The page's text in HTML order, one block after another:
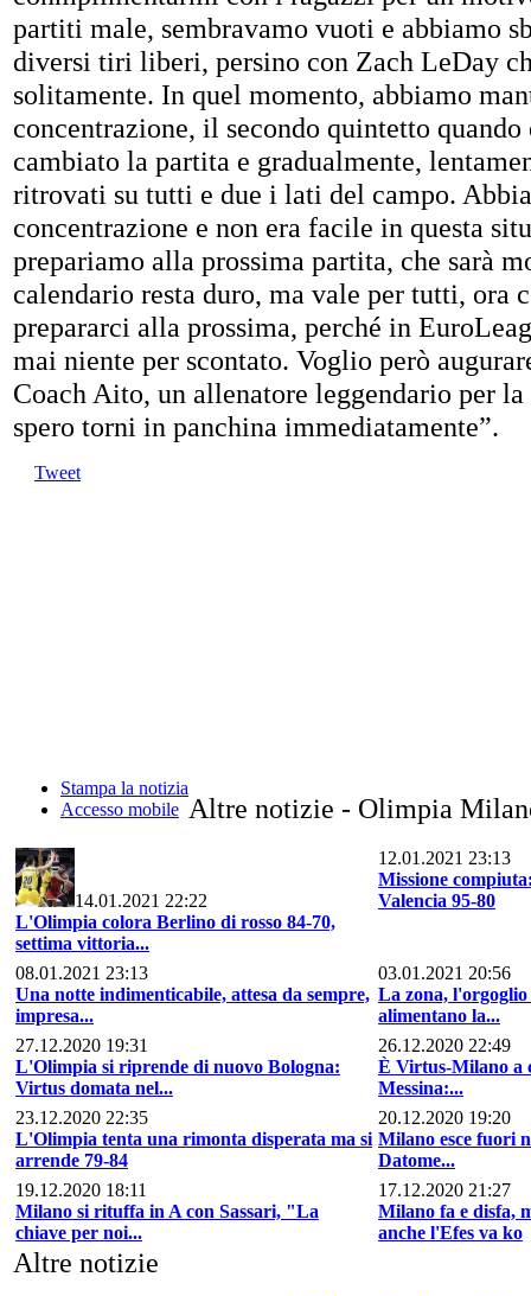
partiti male, sembravamo vuoti e abbiamo
diversi tiri liberi, persino con Zach LeDay
solitamente. In quel momento, abbiamo
concentrazione, il secondo quintetto quando
cambiato la partita e gradualmente,
ritrovati su tutti e due i lati del campo.
concentrazione e non era facile in questa
prepariamo alla prossima partita, che sarà
calendario resta duro, ma vale per tutti, ora
prepararci alla prossima, perché in
mai niente per scontato. Voglio però
Coach Aito, un allenatore leggendario per
spero torni in panchina immediatamente”.
Tweet
Stampa la notizia
Accesso mobile Altre notizie - Olimpia
14.01.2021 22:22
L'Olimpia colora Berlino di rosso 84-70,
settima vittoria...
12.01.2021 23:13
Missione
Valencia 95-80
08.01.2021 23:13
Una notte indimenticabile, attesa da sempre,
impresa...
03.01.2021 20:56
La zona,
alimentano la...
27.12.2020 19:31
L'Olimpia si riprende di nuovo Bologna:
Virtus domata nel...
26.12.2020 22:49
È Virtus-Milano a
Messina:...
23.12.2020 22:35
L'Olimpia tenta una rimonta disperata ma si
arrende 79-84
20.12.2020 19:20
Milano esce fuori
Datome...
19.12.2020 18:11
Milano si rituffa in A con Sassari, "La
chiave per noi...
17.12.2020 21:27
Milano fa e disfa,
anche l'Efes va ko
Altre notizie